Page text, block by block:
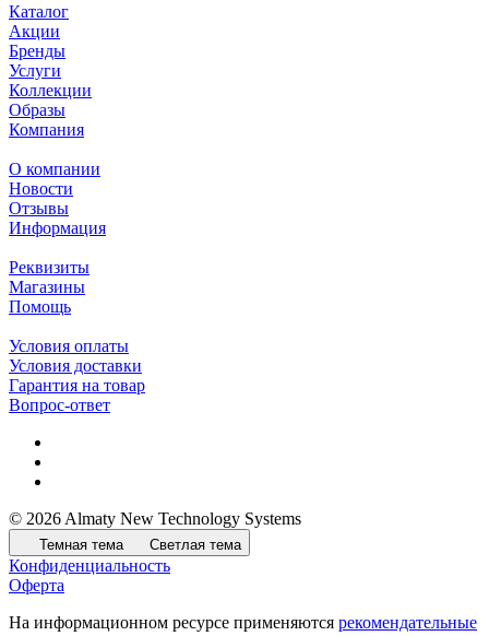
Каталог
Акции
Бренды
Услуги
Коллекции
Образы
Компания
О компании
Новости
Отзывы
Информация
Реквизиты
Магазины
Помощь
Условия оплаты
Условия доставки
Гарантия на товар
Вопрос-ответ
© 2026 Almaty New Technology Systems
Темная тема Светлая тема
Конфиденциальность
Оферта
На информационном ресурсе применяются рекомендательные